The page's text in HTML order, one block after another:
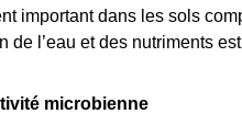
important dans les sols
de l’eau et des nutriments
microbienne